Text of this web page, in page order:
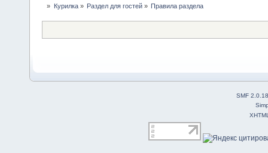
» Курилка» Раздел для гостей» Правила раздела
SMF 2.0.18